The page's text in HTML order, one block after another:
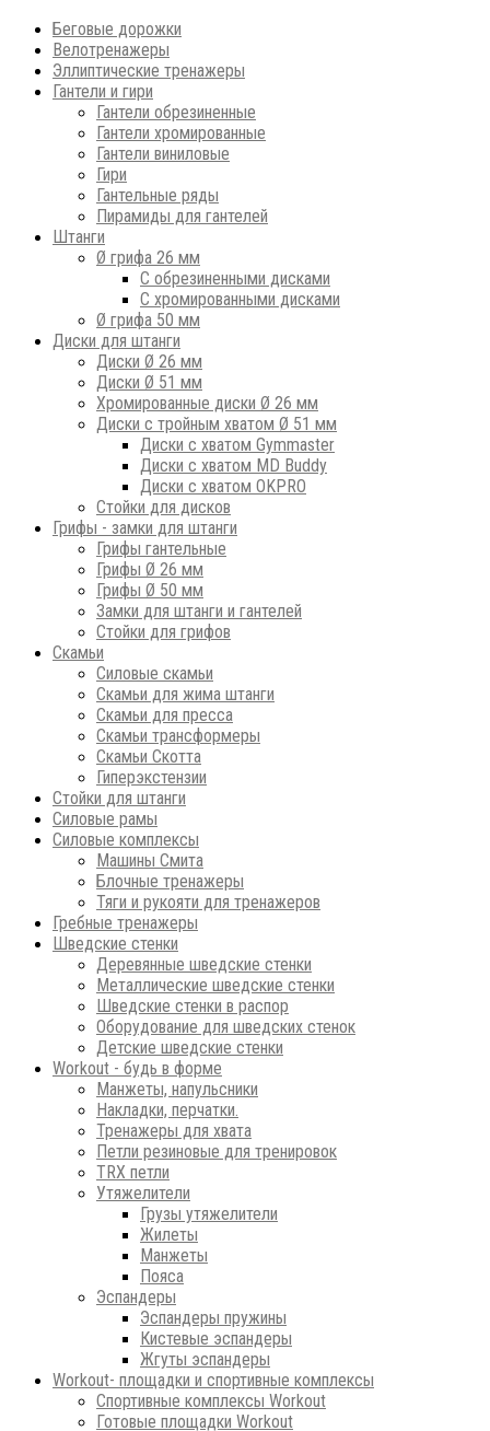
Беговые дорожки
Велотренажеры
Эллиптические тренажеры
Гантели и гири
Гантели обрезиненные
Гантели хромированные
Гантели виниловые
Гири
Гантельные ряды
Пирамиды для гантелей
Штанги
Ø грифа 26 мм
С обрезиненными дисками
С хромированными дисками
Ø грифа 50 мм
Диски для штанги
Диски Ø 26 мм
Диски Ø 51 мм
Хромированные диски Ø 26 мм
Диски с тройным хватом Ø 51 мм
Диски с хватом Gymmaster
Диски с хватом MD Buddy
Диски с хватом OKPRO
Стойки для дисков
Грифы - замки для штанги
Грифы гантельные
Грифы Ø 26 мм
Грифы Ø 50 мм
Замки для штанги и гантелей
Стойки для грифов
Скамьи
Силовые скамьи
Скамьи для жима штанги
Скамьи для пресса
Скамьи трансформеры
Скамьи Скотта
Гиперэкстензии
Стойки для штанги
Силовые рамы
Силовые комплексы
Машины Смита
Блочные тренажеры
Тяги и рукояти для тренажеров
Гребные тренажеры
Шведские стенки
Деревянные шведские стенки
Металлические шведские стенки
Шведские стенки в распор
Оборудование для шведских стенок
Детские шведские стенки
Workout - будь в форме
Манжеты, напульсники
Накладки, перчатки.
Тренажеры для хвата
Петли резиновые для тренировок
ТRХ петли
Утяжелители
Грузы утяжелители
Жилеты
Манжеты
Пояса
Эспандеры
Эспандеры пружины
Кистевые эспандеры
Жгуты эспандеры
Workout- площадки и спортивные комплексы
Спортивные комплексы Workout
Готовые площадки Workout